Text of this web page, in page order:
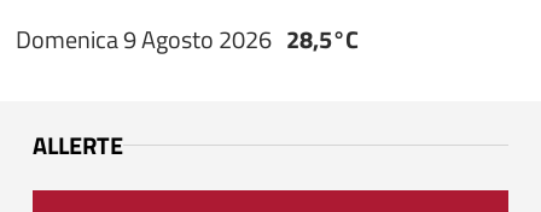
Domenica 9 Agosto 2026 28,5°C
ALLERTE